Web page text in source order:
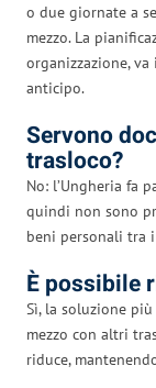
o due giornate a
mezzo. La
organizzazione,
anticipo.
Servono
trasloco?
No: l’Ungheria fa
quindi non sono
beni personali tra
È possibile
Sì, la soluzione
mezzo con altri
riduce,